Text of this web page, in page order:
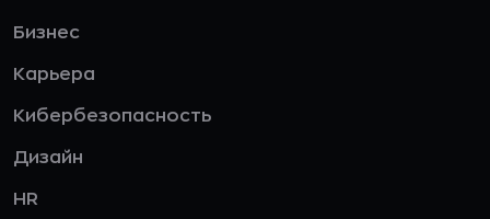
Бизнес
Карьера
Кибербезопасность
Дизайн
HR